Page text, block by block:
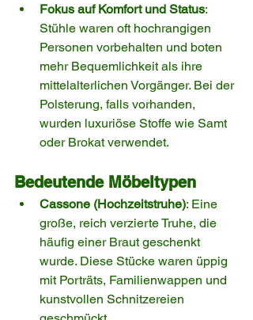
Fokus auf Komfort und Status:
Stühle waren oft hochrangigen
Personen vorbehalten und boten
mehr Bequemlichkeit als ihre
mittelalterlichen Vorgänger. Bei der
Polsterung, falls vorhanden,
wurden luxuriöse Stoffe wie Samt
oder Brokat verwendet.
Bedeutende Möbeltypen
Cassone (Hochzeitstruhe): Eine
große, reich verzierte Truhe, die
häufig einer Braut geschenkt
wurde. Diese Stücke waren üppig
mit Porträts, Familienwappen und
kunstvollen Schnitzereien